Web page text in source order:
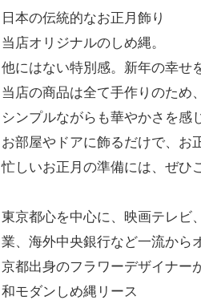
日本の伝統的なお正月飾り
当店オリジナルのしめ縄。
他にはない特別感。新年の幸せ
当店の商品は全て手作りのため
シンプルながらも華やかさを感
お部屋やドアに飾るだけで、お
忙しいお正月の準備には、ぜひ
東京都心を中心に、映画テレビ
業、海外中央銀行など一流から
京都出身のフラワーデザイナー
和モダンしめ縄リース